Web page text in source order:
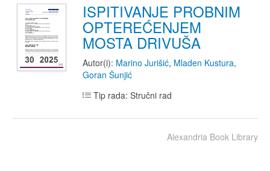
ISPITIVANJE PROBNIM
OPTEREĆENJEM
MOSTA DRIVUŠA
Autor(i): Marino Jurišić, Mladen Kustura,
Goran Šunjić
Tip rada: Stručni rad
Alexandria Book Library